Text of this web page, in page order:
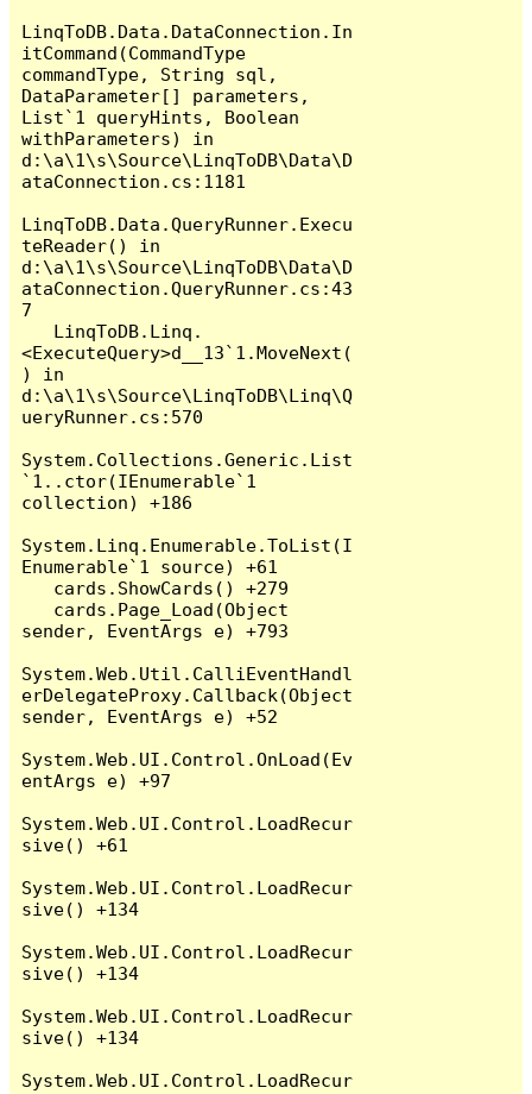
LinqToDB.Data.DataConnection.In
itCommand(CommandType
commandType, String sql,
DataParameter[] parameters,
List`1 queryHints, Boolean
withParameters) in
d:\a\1\s\Source\LinqToDB\Data\D
ataConnection.cs:1181
LinqToDB.Data.QueryRunner.Execu
teReader() in
d:\a\1\s\Source\LinqToDB\Data\D
ataConnection.QueryRunner.cs:43
7
<ExecuteQuery>d__13`1.MoveNext(
) in
d:\a\1\s\Source\LinqToDB\Linq\Q
ueryRunner.cs:570
System.Collections.Generic.List
`1..ctor(IEnumerable`1
collection) +186
System.Linq.Enumerable.ToList(I
Enumerable`1 source) +61
sender, EventArgs e) +793
System.Web.Util.CalliEventHandl
erDelegateProxy.Callback(Object
sender, EventArgs e) +52
System.Web.UI.Control.OnLoad(Ev
entArgs e) +97
System.Web.UI.Control.LoadRecur
sive() +61
System.Web.UI.Control.LoadRecur
sive() +134
System.Web.UI.Control.LoadRecur
sive() +134
System.Web.UI.Control.LoadRecur
sive() +134
System.Web.UI.Control.LoadRecur